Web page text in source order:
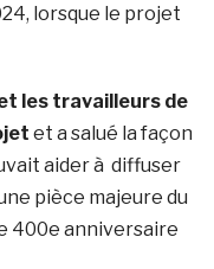
lorsque le projet
les travailleurs de
et a salué la façon
aider à diffuser
pièce majeure du
400e anniversaire